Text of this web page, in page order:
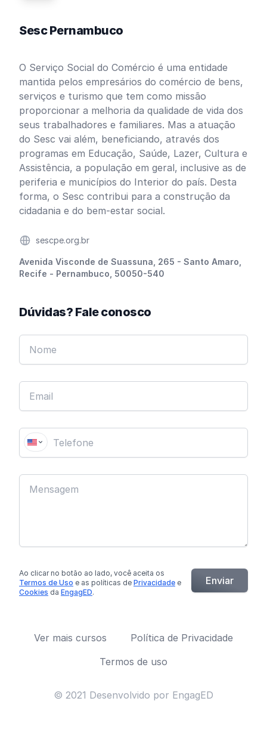
Sesc Pernambuco
O Serviço Social do Comércio é uma entidade
mantida pelos empresários do comércio de bens,
serviços e turismo que tem como missão
proporcionar a melhoria da qualidade de vida dos
seus trabalhadores e familiares. Mas a atuação
do Sesc vai além, beneficiando, através dos
programas em Educação, Saúde, Lazer, Cultura e
Assistência, a população em geral, inclusive as de
periferia e municípios do Interior do país. Desta
forma, o Sesc contribui para a construção da
cidadania e do bem-estar social.
Websitesescpe.org.br
Endereço
Avenida Visconde de Suassuna, 265 - Santo Amaro,
Recife - Pernambuco, 50050-540
Dúvidas? Fale conosco
Ao clicar no botão ao lado, você aceita os
Termos de Uso e as políticas de Privacidade e
Cookies da EngagED.
Enviar
Ver mais cursos
Política de Privacidade
Termos de uso
© 2021 Desenvolvido por EngagED